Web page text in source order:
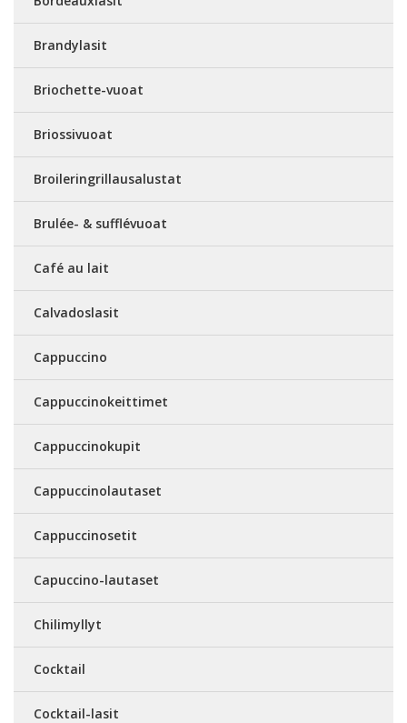
Brandylasit
Briochette-vuoat
Briossivuoat
Broileringrillausalustat
Brulée- & sufflévuoat
Café au lait
Calvadoslasit
Cappuccino
Cappuccinokeittimet
Cappuccinokupit
Cappuccinolautaset
Cappuccinosetit
Capuccino-lautaset
Chilimyllyt
Cocktail
Cocktail-lasit